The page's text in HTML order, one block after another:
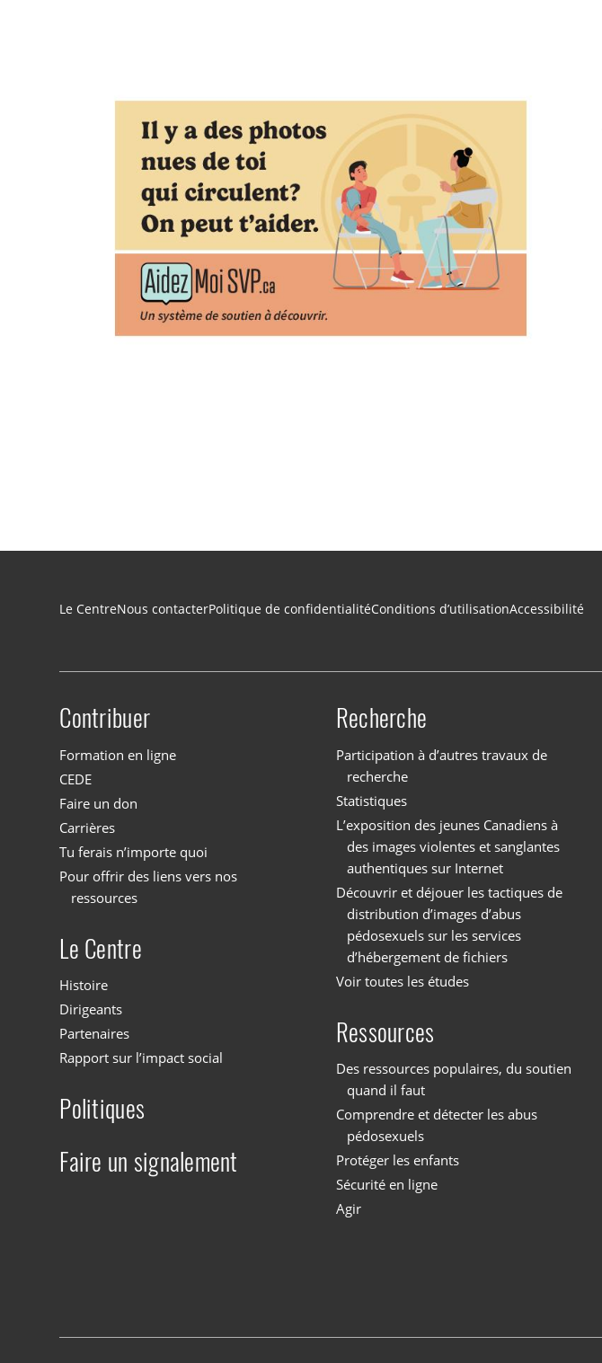
Navigation du pied de page
Le CentreNous contacterPolitique de confidentialitéConditions d’utilisationAccessibilité
Site menu
Contribuer
Formation en ligne
CEDE
Faire un don
Carrières
Tu ferais n’importe quoi
Pour offrir des liens vers nos
ressources
Le Centre
Histoire
Dirigeants
Partenaires
Rapport sur l’impact social
Politiques
Faire un signalement
Recherche
Participation à d’autres travaux de
recherche
Statistiques
L’exposition des jeunes Canadiens à
des images violentes et sanglantes
authentiques sur Internet
Découvrir et déjouer les tactiques de
distribution d’images d’abus
pédosexuels sur les services
d’hébergement de fichiers
Voir toutes les études
Ressources
Des ressources populaires, du soutien
quand il faut
Comprendre et détecter les abus
pédosexuels
Protéger les enfants
Sécurité en ligne
Agir